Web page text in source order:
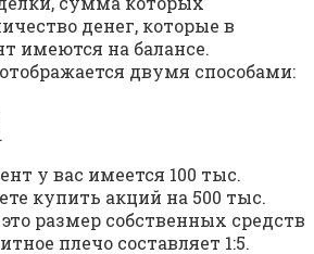
денег, которые в
имеются на балансе.
двумя способами:
у вас имеется 100 тыс.
купить акций на 500 тыс.
это размер собственных средств
плечо составляет 1:5.